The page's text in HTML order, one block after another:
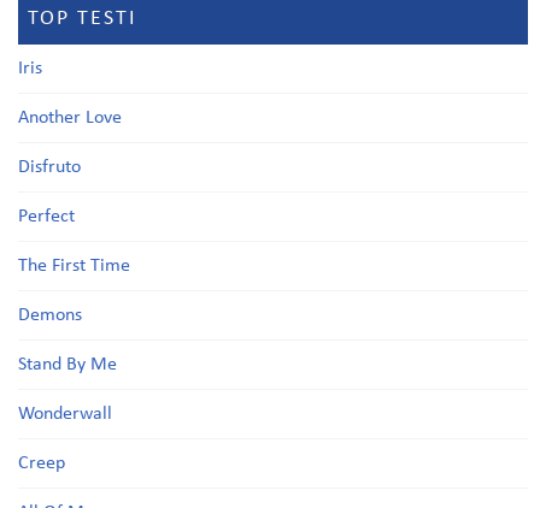
TOP TESTI
Iris
Another Love
Disfruto
Perfect
The First Time
Demons
Stand By Me
Wonderwall
Creep